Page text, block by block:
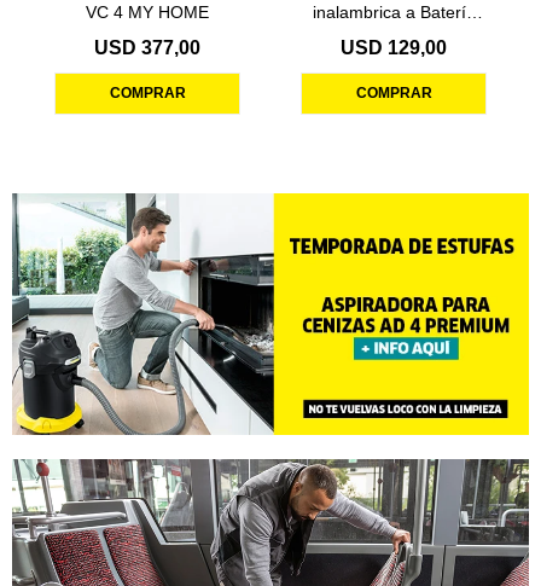
VC 4 MY HOME
USD 377,00
inalambrica a Batería
*CL
USD 129,00